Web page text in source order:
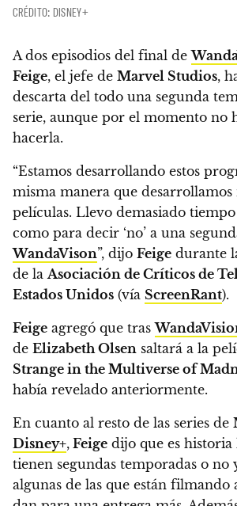
CRÉDITO: DISNEY+
A dos episodios del final de
Feige, el jefe de Marvel Studios,
descarta del todo una segunda
serie, aunque por el momento no
hacerla.
“Estamos desarrollando estos
misma manera que desarrollamos
películas. Llevo demasiado
como para decir ‘no’ a una
WandaVison”, dijo Feige durante
de laAsociación de Críticos de
Estados Unidos (vía ScreenRant).
Feige agregó que tras
de Elizabeth Olsen saltará a la
Strange in the Multiverse of
había revelado anteriormente.
En cuanto al resto de las series de
Disney+, Feige dijo que es
tienen segundas temporadas o no
algunas de las que están filmando